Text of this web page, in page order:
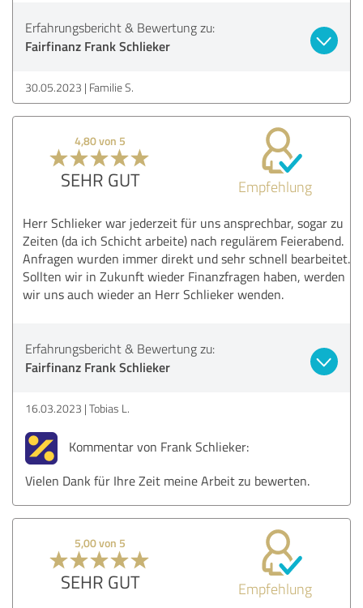
Erfahrungsbericht & Bewertung zu:
Fairfinanz Frank Schlieker
30.05.2023 Familie S.
4,80 von 5
SEHR GUT Empfehlung
Herr Schlieker war jederzeit für uns ansprechbar, sogar zu
Zeiten (da ich Schicht arbeite) nach regulärem Feierabend.
Anfragen wurden immer direkt und sehr schnell bearbeitet.
Sollten wir in Zukunft wieder Finanzfragen haben, werden
wir uns auch wieder an Herr Schlieker wenden.
Erfahrungsbericht & Bewertung zu:
Fairfinanz Frank Schlieker
16.03.2023 Tobias L.
Kommentar von Frank Schlieker:
Vielen Dank für Ihre Zeit meine Arbeit zu bewerten.
5,00 von 5
SEHR GUT Empfehlung